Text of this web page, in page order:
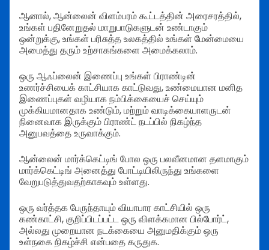
ஆனால், ஆன்லைன் விளம்பரம் கூட்டத்தின் அரைசரத்தில்,
உங்கள் பதினேறுதல் மாறுபாடுகளுடன் உண்டாகும்
ஒன்றுக்கு, உங்கள் பரிசுத்த உலகத்தில் உங்கள் மேன்மையை
அமைத்து தரும் உற்சாகங்களை அமைக்கலாம்.
ஒரு ஆஃப்லைன் இணைப்பு உங்கள் பிராண்டின்
உணர்ச்சியைக் காட்சியாக காட்டுவது, உண்மையான மனித
இணைப்புகள் வழியாக நம்பிக்கையைச் செய்யும்
முக்கியமானதாக உண்டும், மற்றும் வாடிக்கையாளருடன்
நினைவாக இருக்கும் பிராண்ட் நடப்பில் நிகழ்ந்த
அனுபவத்தை உருவாக்கும்.
ஆன்லைன் மார்க்கெட்டிங் போல ஒரு பலவீனமான தளமாகும்
மார்க்கெட்டிங் அனைத்து போட்டியிலிருந்து உங்களை
வேறுபடுத்துவதற்காகவும் உள்ளது.
ஒரு வர்த்தக பேருந்தாயும் வியாபார காட்சியில் ஒரு
கண்காட்சி, குறிப்பிடப்பட்ட ஒரு விளக்கமான பில்போர்ட்,
அல்லது முறையான நடக்கையை அனுமதிக்கும் ஒரு
உள்நகை நிகழ்ச்சி என்பதை கருதுக.